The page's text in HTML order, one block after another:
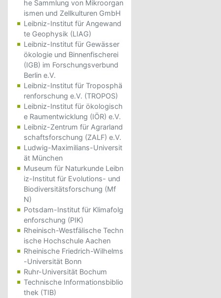
he Sammlung von Mikroorgan
ismen und Zellkulturen GmbH
Leibniz-Institut für Angewand
te Geophysik (LIAG)
Leibniz-Institut für Gewässer
ökologie und Binnenfischerei
(IGB) im Forschungsverbund
Berlin e.V.
Leibniz-Institut für Troposphä
renforschung e.V. (TROPOS)
Leibniz-Institut für ökologisch
e Raumentwicklung (IÖR) e.V.
Leibniz-Zentrum für Agrarland
schaftsforschung (ZALF) e.V.
Ludwig-Maximilians-Universit
ät München
Museum für Naturkunde Leibn
iz-Institut für Evolutions- und
Biodiversitätsforschung (Mf
N)
Potsdam-Institut für Klimafolg
enforschung (PIK)
Rheinisch-Westfälische Techn
ische Hochschule Aachen
Rheinische Friedrich-Wilhelms
-Universität Bonn
Ruhr-Universität Bochum
Technische Informationsbiblio
thek (TIB)